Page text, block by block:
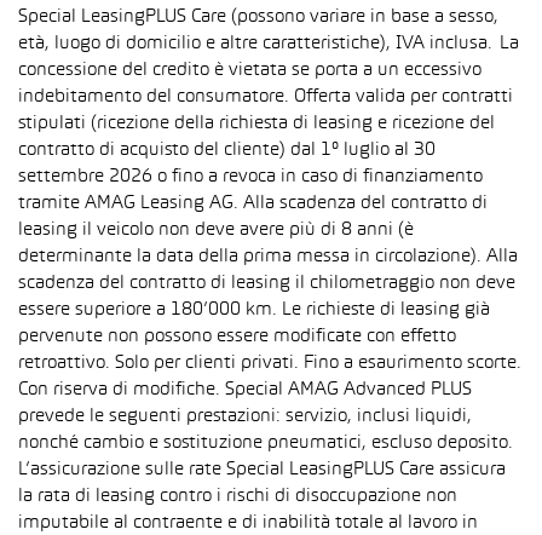
Special LeasingPLUS Care (possono variare in base a sesso,
età, luogo di domicilio e altre caratteristiche), IVA inclusa. La
concessione del credito è vietata se porta a un eccessivo
indebitamento del consumatore. Offerta valida per contratti
stipulati (ricezione della richiesta di leasing e ricezione del
contratto di acquisto del cliente) dal 1° luglio al 30
settembre 2026 o fino a revoca in caso di finanziamento
tramite AMAG Leasing AG. Alla scadenza del contratto di
leasing il veicolo non deve avere più di 8 anni (è
determinante la data della prima messa in circolazione). Alla
scadenza del contratto di leasing il chilometraggio non deve
essere superiore a 180’000 km. Le richieste di leasing già
pervenute non possono essere modificate con effetto
retroattivo. Solo per clienti privati. Fino a esaurimento scorte.
Con riserva di modifiche. Special AMAG Advanced PLUS
prevede le seguenti prestazioni: servizio, inclusi liquidi,
nonché cambio e sostituzione pneumatici, escluso deposito.
L’assicurazione sulle rate Special LeasingPLUS Care assicura
la rata di leasing contro i rischi di disoccupazione non
imputabile al contraente e di inabilità totale al lavoro in